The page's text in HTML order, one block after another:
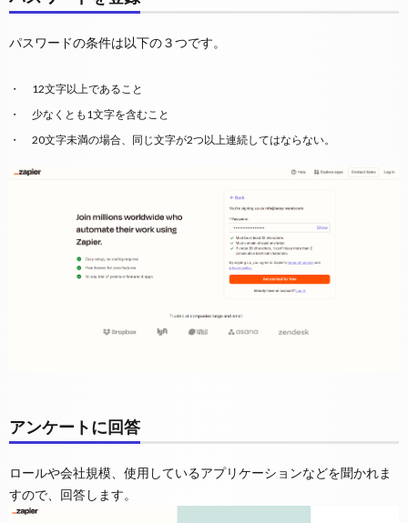
パスワードの条件は以下の３つです。
12文字以上であること
少なくとも1文字を含むこと
20文字未満の場合、同じ文字が2つ以上連続してはならない。
アンケートに回答
ロールや会社規模、使用しているアプリケーションなどを聞かれま
すので、回答します。